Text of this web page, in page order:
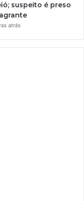
suspeito é preso
atrás